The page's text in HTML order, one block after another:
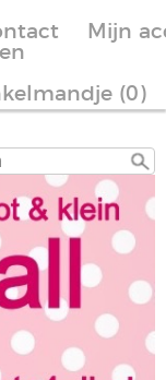
Mijn
(0)